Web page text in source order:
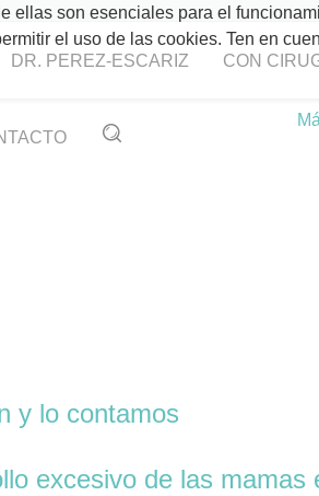
DR. PEREZ-ESCARIZ CON
y lo contamos
excesivo de las mamas
ellas son esenciales para el
el uso de las cookies. Ten en